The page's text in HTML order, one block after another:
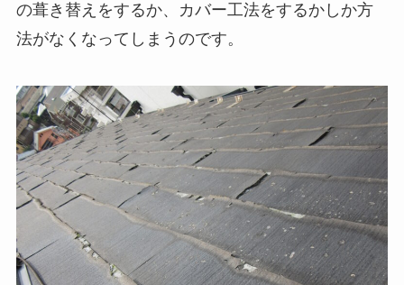
の葺き替えをするか、カバー工法をするかしか方
法がなくなってしまうのです。